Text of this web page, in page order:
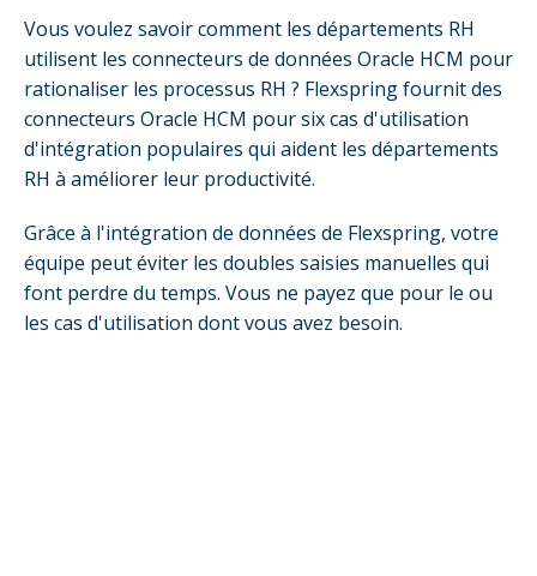
Vous voulez savoir comment les départements RH
utilisent les connecteurs de données Oracle HCM pour
rationaliser les processus RH ? Flexspring fournit des
connecteurs Oracle HCM pour six cas d'utilisation
d'intégration populaires qui aident les départements
RH à améliorer leur productivité.
Grâce à l'intégration de données de Flexspring, votre
équipe peut éviter les doubles saisies manuelles qui
font perdre du temps. Vous ne payez que pour le ou
les cas d'utilisation dont vous avez besoin.